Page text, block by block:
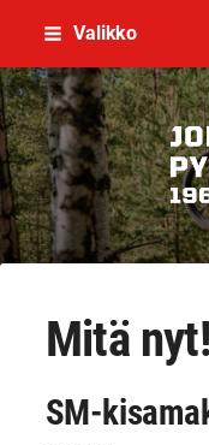
Siirry
sisältöön
Valikko
Mitä nyt!
SM-